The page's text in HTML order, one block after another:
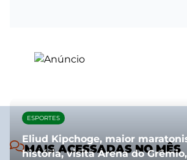
MAIS ACESSADAS NO MÊS
ESPORTES
Eliud Kipchoge, maior
história, visita Arena do